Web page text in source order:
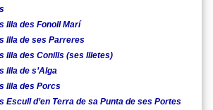
Illa des Fonoll Marí
Illa de ses Parreres
Illa des Conills (ses Illetes)
Illa de s’Alga
Illa des Porcs
Escull d’en Terra de sa Punta de ses Portes